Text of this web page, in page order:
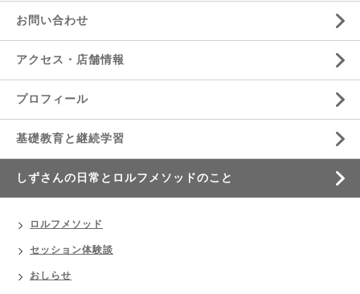
お問い合わせ
アクセス・店舗情報
プロフィール
基礎教育と継続学習
しずさんの日常とロルフメソッドのこと
ロルフメソッド
セッション体験談
おしらせ